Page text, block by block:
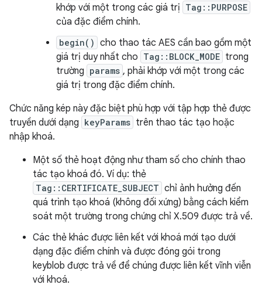
khớp với một trong các giá trị Tag::PURPOSE
của đặc điểm chính.
begin() cho thao tác AES cần bao gồm một
giá trị duy nhất cho Tag::BLOCK_MODE trong
trường params , phải khớp với một trong các
giá trị trong đặc điểm chính.
Chức năng kép này đặc biệt phù hợp với tập hợp thẻ được
truyền dưới dạng keyParams trên thao tác tạo hoặc
nhập khoá.
Một số thẻ hoạt động như tham số cho chính thao
tác tạo khoá đó. Ví dụ: thẻ
Tag::CERTIFICATE_SUBJECT chỉ ảnh hưởng đến
quá trình tạo khoá (không đối xứng) bằng cách kiểm
soát một trường trong chứng chỉ X.509 được trả về.
Các thẻ khác được liên kết với khoá mới tạo dưới
dạng đặc điểm chính và được đóng gói trong
keyblob được trả về để chúng được liên kết vĩnh viễn
với khoá.